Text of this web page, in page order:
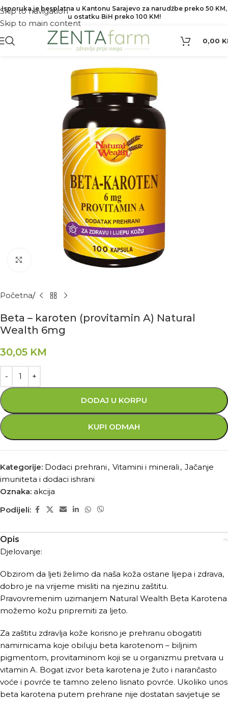
Skip to navigation
Skip to main content
Isporuka je besplatna u Kantonu Sarajevo za narudžbe preko 50 KM,
u ostatku BiH preko 100 KM!
0,00
Kliknite za povećanje
Početna
Beta – karoten (provitamin A) Natural
Wealth 6mg
30,05 KM
DODAJ U KORPU
KUPI ODMAH
Kategorije: Dodaci prehrani , Vitamini i minerali , Jačanje
imuniteta i dodaci ishrani
Oznaka: akcija
Podijeli:
Opis
Djelovanje:
Obzirom da ljeti želimo da naša koža ostane lijepa i zdrava,
dobro je na vrijeme misliti na njezinu zaštitu.
Pravovremenim uzimanjem Natural Wealth Beta Karotena
možemo kožu pripremiti za ljeto.
Za zaštitu zdravlja kože korisno je prehranu obogatiti
namirnicama koje obiluju beta karotenom – biljnim
pigmentom, provitaminom koji se u organizmu pretvara u
vitamin A. Bogat izvor beta karotena je žuto i narančasto
voće i povrće te tamno zeleno lisnato povrće. Ukoliko unos
beta karotena putem prehrane nije dostatan savjetuje se